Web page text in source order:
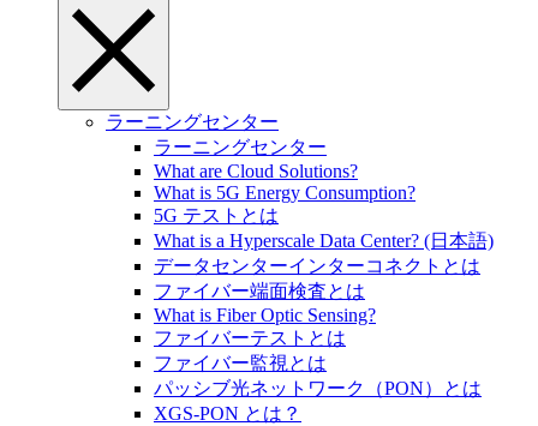
ラーニングセンター
ラーニングセンター
What are Cloud Solutions?
What is 5G Energy Consumption?
5G テストとは
What is a Hyperscale Data Center? (日本語)
データセンターインターコネクトとは
ファイバー端面検査とは
What is Fiber Optic Sensing?
ファイバーテストとは
ファイバー監視とは
パッシブ光ネットワーク（PON）とは
XGS-PON とは？